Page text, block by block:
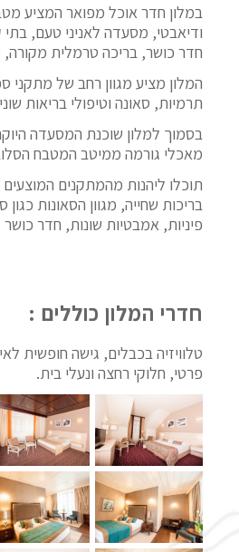
במלון חדר אוכל מפואר המציע
ודיאבטי, מסעדה לאניני טעם, בתי
חדר כושר, בריכה טרמלית מקורה,
המלון מציע מגוון רחב של מתקני
תרמיות, סאונה וטיפולי בריאות
מאכלי גורמה ממיטב המטבח
תוכלו ליהנות מהמתקנים המוצעים
בריכות שחייה, מגוון הסאונות
פיניות, אמבטיות שונות, חדר
חדרי המלון כוללים :
טלוויזיה בכבלים, גישה חופשית
פרטי, חלוקי רחצה ונעלי בית.